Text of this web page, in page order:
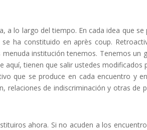
a lo largo del tiempo. En cada idea que
ha constituido en après coup.
menuda institución tenemos. Tenemos
tienen que salir ustedes modificados
que se produce en cada encuentro y
de indiscriminación y otras de
ahora. Si no acuden a los